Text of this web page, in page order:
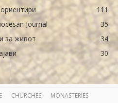
111
Journal
35
за живот
34
30
CHURCHES
MONASTERIES